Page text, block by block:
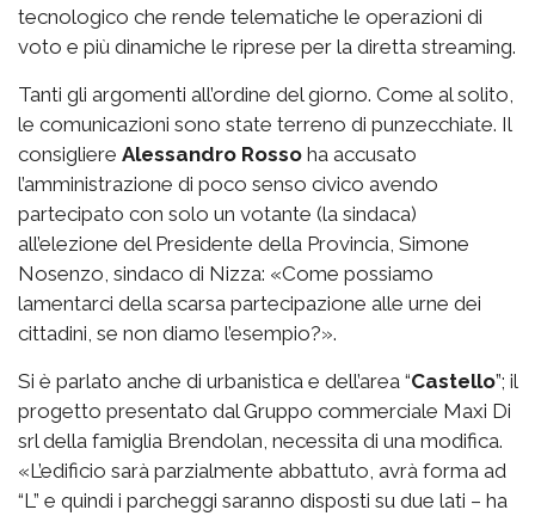
tecnologico che rende telematiche le operazioni di
voto e più dinamiche le riprese per la diretta streaming.
Tanti gli argomenti all’ordine del giorno. Come al solito,
le comunicazioni sono state terreno di punzecchiate. Il
consigliere Alessandro Rosso ha accusato
l’amministrazione di poco senso civico avendo
partecipato con solo un votante (la sindaca)
all’elezione del Presidente della Provincia, Simone
Nosenzo, sindaco di Nizza: «Come possiamo
lamentarci della scarsa partecipazione alle urne dei
cittadini, se non diamo l’esempio?».
Si è parlato anche di urbanistica e dell’area “Castello”; il
progetto presentato dal Gruppo commerciale Maxi Di
srl della famiglia Brendolan, necessita di una modifica.
«L’edificio sarà parzialmente abbattuto, avrà forma ad
“L” e quindi i parcheggi saranno disposti su due lati – ha